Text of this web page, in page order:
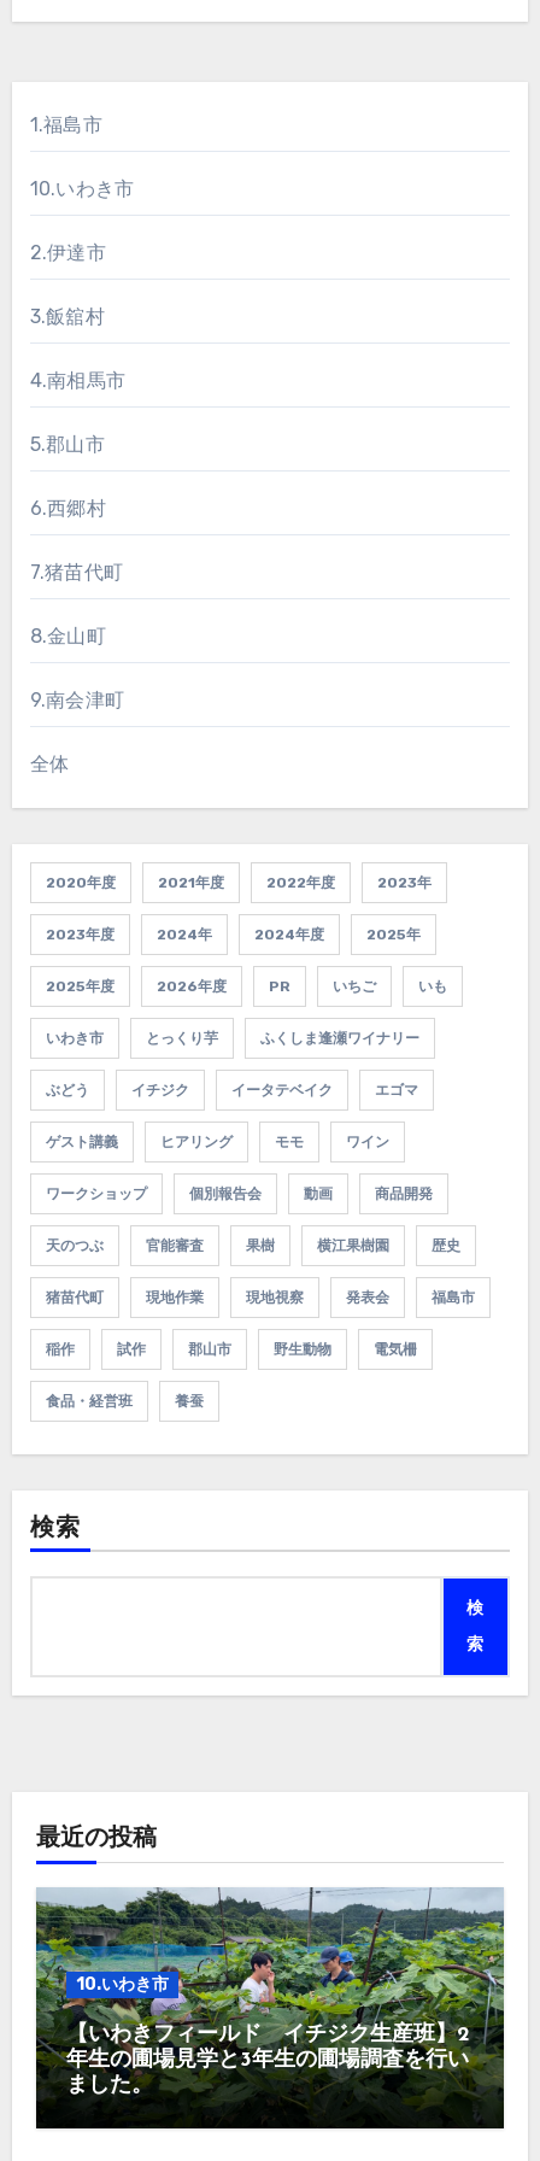
1.福島市
10.いわき市
2.伊達市
3.飯舘村
4.南相馬市
5.郡山市
6.西郷村
7.猪苗代町
8.金山町
9.南会津町
全体
2020年度 2021年度 2022年度 2023年
2023年度 2024年 2024年度 2025年
2025年度 2026年度 PR いちご いも
いわき市 とっくり芋 ふくしま逢瀬ワイナリー
ぶどう イチジク イータテベイク エゴマ
ゲスト講義 ヒアリング モモ ワイン
ワークショップ 個別報告会 動画 商品開発
天のつぶ 官能審査 果樹 横江果樹園 歴史
猪苗代町 現地作業 現地視察 発表会 福島市
稲作 試作 郡山市 野生動物 電気柵
食品・経営班 養蚕
検索
検
索
最近の投稿
10.いわき市
【いわきフィールド イチジク生産班】2
年生の圃場見学と3年生の圃場調査を行い
ました。